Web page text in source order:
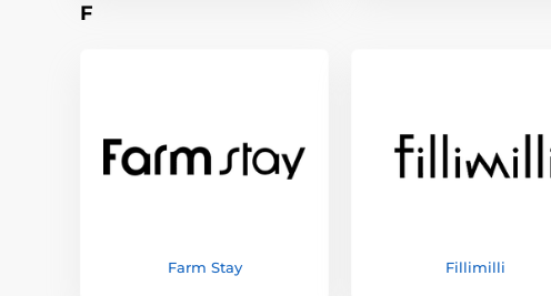
F
Farm Stay Fillimilli